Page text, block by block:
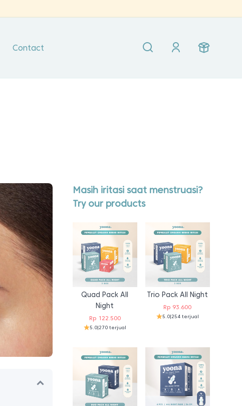
Contact
Masih iritasi saat menstruasi?
Try our products
Quad Pack All
Night
Rp122.500
5.0|270 terjual
Trio Pack All Night
Rp 93.600
5.0|254 terjual